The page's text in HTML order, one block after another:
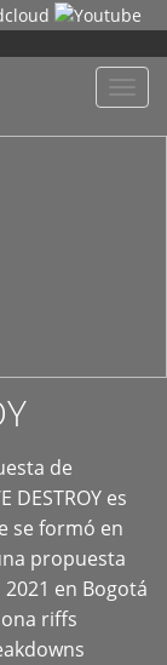
de
DESTROY es
se formó en
propuesta
en Bogotá
riffs